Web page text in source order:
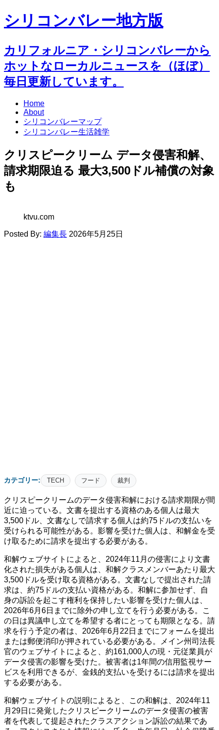
シリコンバレー地方版
カリフォルニア・シリコンバレーから
ホットなローカルニュースを（ほぼ）
毎日更新しています。
Home
About
シリコンバレーマップ
シリコンバレー生活雑学
クリスピークリーム データ侵害和解、
請求期限迫る 最大3,500ドル補償の対象
も
ktvu.com
Posted By: 編集長 2026年5月25日
カテゴリー: TECH フード 裁判
クリスピークリームのデータ侵害和解における請求期限が間
近に迫っている。文書を提出する資格のある個人は最大
3,500ドル、文書なしで請求する個人は約75ドルの支払いを
受けられる可能性がある。影響を受けた個人は、和解金を受
け取るために請求を提出する必要がある。
和解ウェブサイトによると、2024年11月の侵害により文書
化された損失がある個人は、和解クラスメンバーあたり最大
3,500ドルを受け取る資格がある。文書なしで提出された請
求は、約75ドルの支払い資格がある。和解に参加せず、自
身の訴訟を起こす権利を保持したい影響を受けた個人は、
2026年6月6日までに除外の申し立てを行う必要がある。こ
の日は異議申し立てを希望する者にとっても期限となる。請
求を行う予定の者は、2026年6月22日までにフォームを提出
または郵便消印が押されている必要がある。メイン州司法長
官のウェブサイトによると、約161,000人の現・元従業員が
データ侵害の影響を受けた。被害者は1年間の信用監視サー
ビスを利用できるが、金銭的支払いを受けるには請求を提出
する必要がある。
和解ウェブサイトの説明によると、この和解は、2024年11
月29日に発覚したクリスピークリームのデータ侵害の被害
者を代表して提起されたクラスアクション訴訟の結果であ